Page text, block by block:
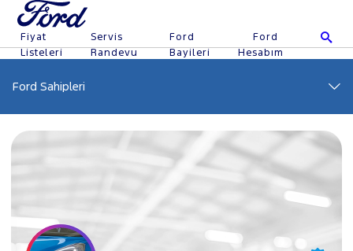
Fiyat
Listeleri
Servis
Randevu
Ford
Bayileri
Ford
Hesabım
Ford Sahipleri